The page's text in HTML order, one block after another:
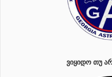
ᲕᲘᲧᲘᲓᲝ ᲗᲣ